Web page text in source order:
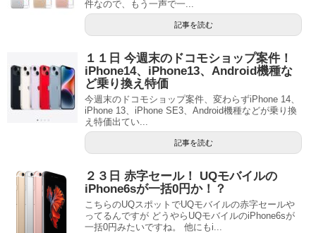
件なので、もう一声で一...
記事を読む
１１日 今週末のドコモショップ案件！
iPhone14、iPhone13、Android機種な
ど乗り換え特価
今週末のドコモショップ案件、変わらずiPhone 14、
iPhone 13、iPhone SE3、Android機種などが乗り換
え特価出てい...
記事を読む
２３日 赤字セール！ UQモバイルの
iPhone6sが一括0円か！？
こちらのUQスポットでUQモバイルの赤字セールや
ってるんですが どうやらUQモバイルのiPhone6sが
一括0円みたいですね。 他にもi...